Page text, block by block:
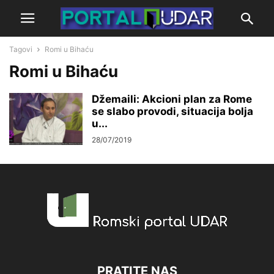
Tagovi Romi u Bihaću
Romi u Bihaću
Džemaili: Akcioni plan za Rome
se slabo provodi, situacija bolja
u...
28/07/2019
PRATITE NAS